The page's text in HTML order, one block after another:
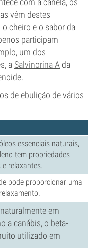
com a canela, os
vêm destes
cheiro e o sabor da
participam
um dos
a Salvinorina A da
de ebulição de vários
essenciais naturais,
tem propriedades
relaxantes.
pode proporcionar uma
em
a canábis, o beta-
utilizado em